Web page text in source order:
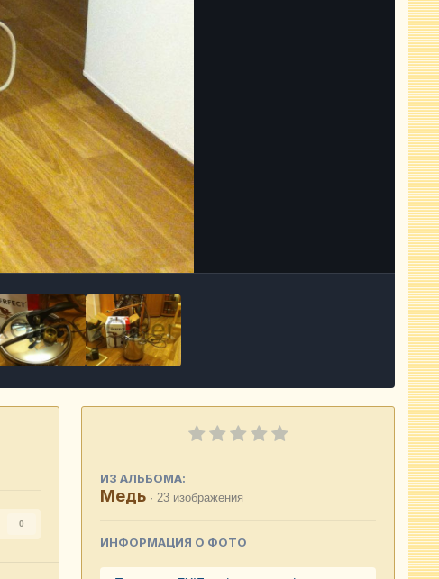
0
ИЗ АЛЬБОМА:
Медь · 23 изображения
ИНФОРМАЦИЯ О ФОТО